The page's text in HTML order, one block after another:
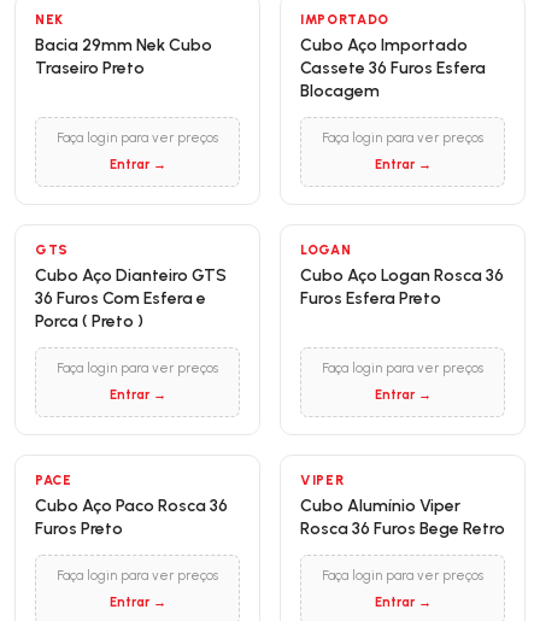
NEK
Bacia 29mm Nek Cubo
Traseiro Preto
Faça login para ver preços
Entrar →
IMPORTADO
Cubo Aço Importado
Cassete 36 Furos Esfera
Blocagem
Faça login para ver preços
Entrar →
GTS
Cubo Aço Dianteiro GTS
36 Furos Com Esfera e
Porca ( Preto )
Faça login para ver preços
Entrar →
LOGAN
Cubo Aço Logan Rosca 36
Furos Esfera Preto
Faça login para ver preços
Entrar →
PACE
Cubo Aço Paco Rosca 36
Furos Preto
Faça login para ver preços
Entrar →
VIPER
Cubo Alumínio Viper
Rosca 36 Furos Bege Retro
Faça login para ver preços
Entrar →